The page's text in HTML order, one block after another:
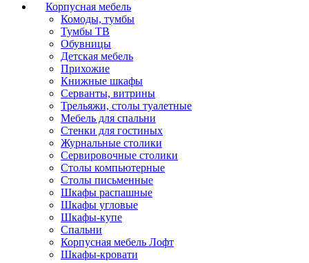
Корпусная мебель
Комоды, тумбы
Тумбы ТВ
Обувницы
Детская мебель
Прихожие
Книжные шкафы
Серванты, витрины
Трельяжи, столы туалетные
Мебель для спальни
Стенки для гостиных
Журнальные столики
Сервировочные столики
Столы компьютерные
Столы письменные
Шкафы распашные
Шкафы угловые
Шкафы-купе
Спальни
Корпусная мебель Лофт
Шкафы-кровати